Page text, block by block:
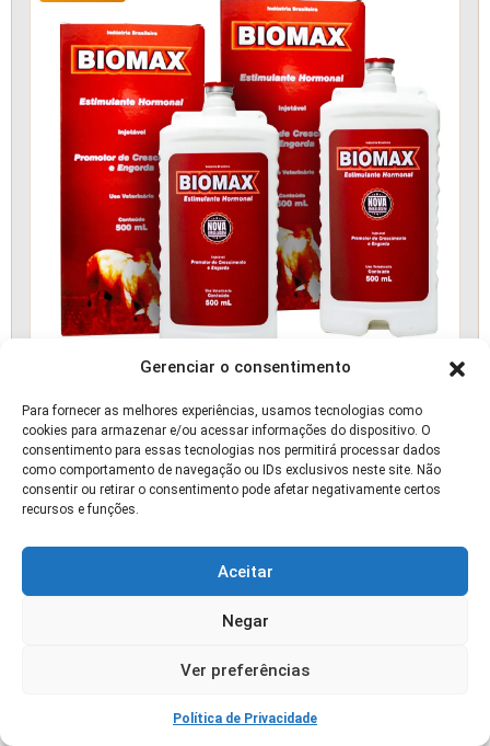
Gerenciar o consentimento
Para fornecer as melhores experiências, usamos tecnologias como
cookies para armazenar e/ou acessar informações do dispositivo. O
consentimento para essas tecnologias nos permitirá processar dados
como comportamento de navegação ou IDs exclusivos neste site. Não
consentir ou retirar o consentimento pode afetar negativamente certos
recursos e funções.
Aceitar
Negar
Ver preferências
Política de Privacidade
Biomax - Promotor de Engorda e Crescimento
P/ Bovinos 02 Und
📰 ARTIGO
7 Erros que Causam Perdas na Silagem de Capim